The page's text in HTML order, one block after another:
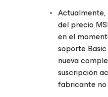
Actualmente,
del precio
en el
soporte
nueva
suscripción
fabricante no